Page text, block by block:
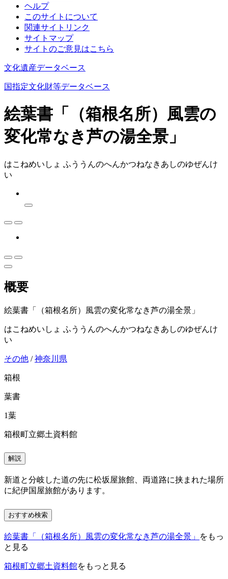
ヘルプ
このサイトについて
関連サイトリンク
サイトマップ
サイトのご意見はこちら
文化遺産データベース
国指定文化財等データベース
絵葉書「（箱根名所）風雲の
変化常なき芦の湯全景」
はこねめいしょ ふううんのへんかつねなきあしのゆぜんけ
い
概要
絵葉書「（箱根名所）風雲の変化常なき芦の湯全景」
はこねめいしょ ふううんのへんかつねなきあしのゆぜんけ
い
その他 /神奈川県
箱根
葉書
1葉
箱根町立郷土資料館
解説
新道と分岐した道の先に松坂屋旅館、両道路に挟まれた場所
に紀伊国屋旅館があります。
おすすめ検索
絵葉書「（箱根名所）風雲の変化常なき芦の湯全景」
をもっ
と見る
箱根町立郷土資料館をもっと見る